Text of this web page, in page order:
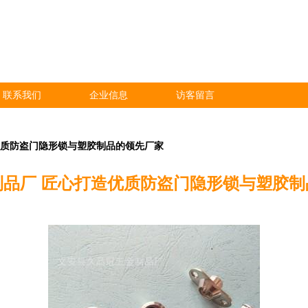
联系我们 企业信息 访客留言
防盗门隐形锁与塑胶制品的领先厂家
厂 匠心打造优质防盗门隐形锁与塑胶